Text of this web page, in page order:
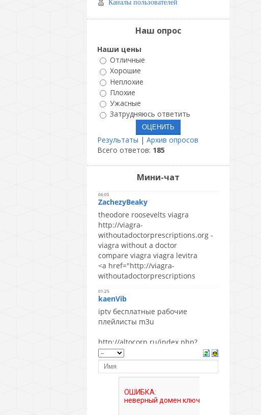
Каналы пользователей
Наш опрос
Наши цены
Отличные
Хорошие
Неплохие
Плохие
Ужасные
Затрудняюсь ответить
Результаты | Архив опросов
Всего ответов: 185
Мини-чат